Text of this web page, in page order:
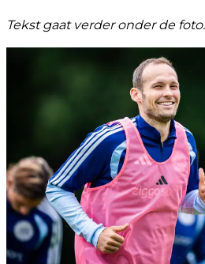
Tekst gaat verder onder de foto.